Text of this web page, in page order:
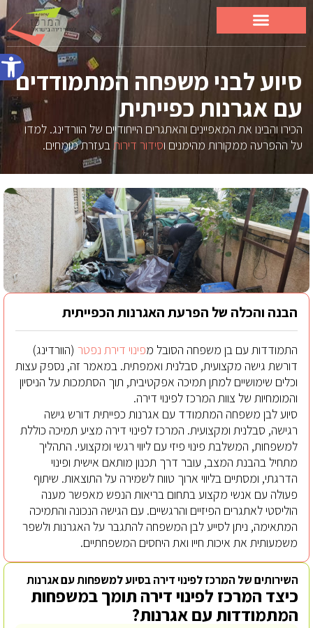
פתח
סיוע לבני משפחה המתמודדים
עם אגרנות כפייתית
הכירו והבינו את המאפיינים והאתגרים הייחודיים של הוורדינג. למדו
על ההפרעה ממקורות מהימנים וסידור דירותבעזרת מומחים.
הבנה והכלה של הפרעת האגרנות הכפייתית
התמודדות עם בן משפחה הסובל מפינוי דירת נפטר (הוורדינג)
דורשת גישה מקצועית, סבלנית ואמפתית. במאמר זה, נספק עצות
וכלים שימושיים למתן תמיכה אפקטיבית, תוך הסתמכות על הניסיון
והמומחיות של צוות המרכז לפינוי דירה.
סיוע לבן משפחה המתמודד עם אגרנות כפייתית דורש גישה
רגישה, סבלנית ומקצועית. המרכז לפינוי דירה מציע תמיכה כוללת
למשפחות, המשלבת פינוי פיזי עם ליווי רגשי ומקצועי. התהליך
מתחיל בהבנת המצב, עובר דרך תכנון מותאם אישית ופינוי
הדרגתי, ומסתיים בליווי ארוך טווח לשמירה על התוצאות. שיתוף
פעולה עם אנשי מקצוע בתחום בריאות הנפש מאפשר מענה
הוליסטי לאתגרים הפיזיים והרגשיים. עם הגישה הנכונה והתמיכה
המתאימה, ניתן לסייע לבן המשפחה להתגבר על האגרנות ולשפר
משמעותית את איכות חייו ואת היחסים המשפחתיים.
השירותים של המרכז לפינוי דירה בסיוע למשפחות עם אגרנות
כיצד המרכז לפינוי דירה תומך במשפחות
המתמודדות עם אגרנות?